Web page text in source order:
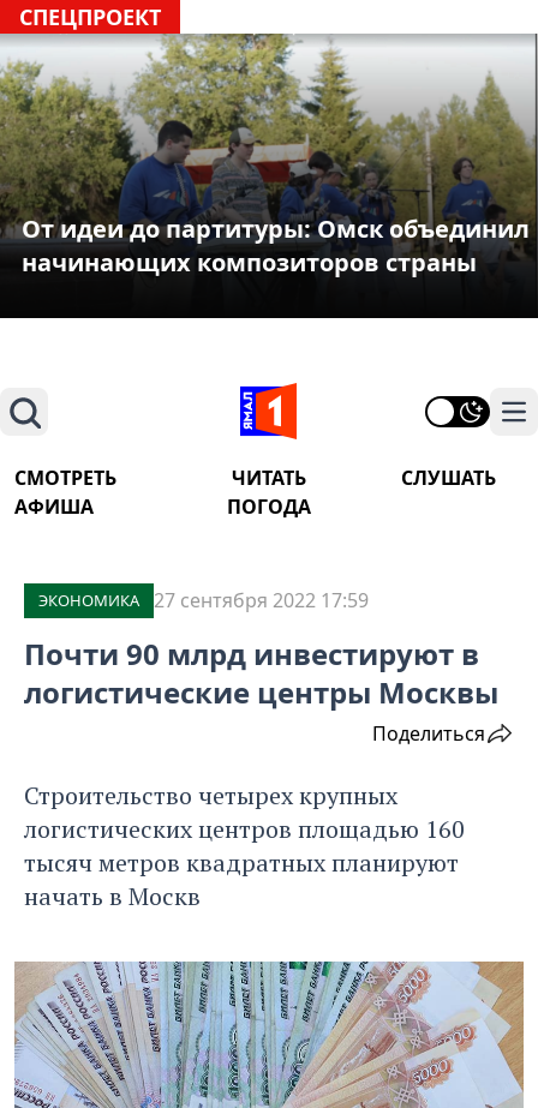
СПЕЦПРОЕКТ
От идеи до партитуры: Омск объединил
начинающих композиторов страны
Поиск
СМОТРЕТЬ ЧИТАТЬ
СЛУШАТЬ
АФИША
ПОГОДА
ЭКОНОМИКА 27 сентября 2022 17:59
Почти 90 млрд инвестируют в
логистические центры Москвы
Поделиться
Строительство четырех крупных
логистических центров площадью 160
тысяч метров квадратных планируют
начать в Москв